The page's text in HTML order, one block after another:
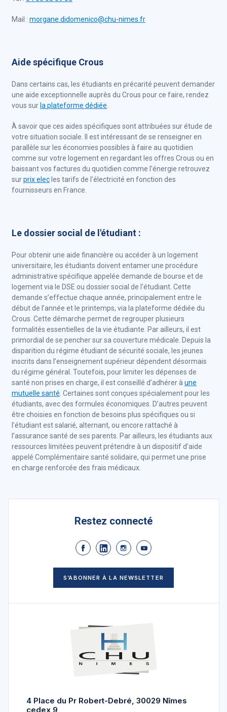
Mail : morgane.didomenico@chu-nimes.fr
Aide spécifique Crous
Dans certains cas, les étudiants en précarité peuvent demander
une aide exceptionnelle auprès du Crous pour ce faire, rendez
vous sur la plateforme dédiée.
À savoir que ces aides spécifiques sont attribuées sur étude de
votre situation sociale. Il est intéressant de se renseigner en
parallèle sur les économies possibles à faire au quotidien
comme sur votre logement en regardant les offres Crous ou en
baissant vos factures du quotidien comme l'énergie retrouvez
surprix elec les tarifs de l'électricité en fonction des
fournisseurs en France.
Le dossier social de l'étudiant :
Pour obtenir une aide financière ou accéder à un logement
universitaire, les étudiants doivent entamer une procédure
administrative spécifique appelée demande de bourse et de
logement via le DSE ou dossier social de l'étudiant. Cette
demande s’effectue chaque année, principalement entre le
début de l’année et le printemps, via la plateforme dédiée du
Crous. Cette démarche permet de regrouper plusieurs
formalités essentielles de la vie étudiante. Par ailleurs, il est
primordial de se pencher sur sa couverture médicale. Depuis la
disparition du régime étudiant de sécurité sociale, les jeunes
inscrits dans l’enseignement supérieur dépendent désormais
du régime général. Toutefois, pour limiter les dépenses de
santé non prises en charge, il est conseillé d’adhérer àune
mutuelle santé. Certaines sont conçues spécialement pour les
étudiants, avec des formules économiques. D’autres peuvent
être choisies en fonction de besoins plus spécifiques ou si
l'étudiant est salarié, alternant, ou encore rattaché à
l’assurance santé de ses parents. Par ailleurs, les étudiants aux
ressources limitées peuvent prétendre à un dispositif d’aide
appelé Complémentaire santé solidaire, qui permet une prise
en charge renforcée des frais médicaux.
Restez connecté
S’ABONNER À LA NEWSLETTER
4 Place du Pr Robert-Debré, 30029 Nîmes
cedex 9